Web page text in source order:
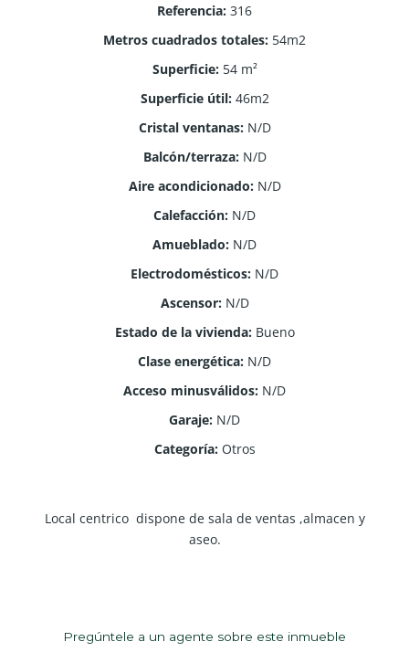
Referencia: 316
Metros cuadrados totales: 54m2
Superficie: 54 m²
Superficie útil: 46m2
Cristal ventanas: N/D
Balcón/terraza: N/D
Aire acondicionado: N/D
Calefacción: N/D
Amueblado: N/D
Electrodomésticos: N/D
Ascensor: N/D
Estado de la vivienda: Bueno
Clase energética: N/D
Acceso minusválidos: N/D
Garaje: N/D
Categoría: Otros
Local centrico dispone de sala de ventas ,almacen y
aseo.
Pregúntele a un agente sobre este inmueble